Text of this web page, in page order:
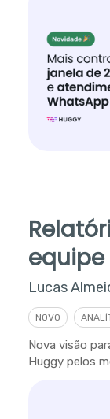
equipe
Lucas
NOVO
Nova visão
Huggy pelos